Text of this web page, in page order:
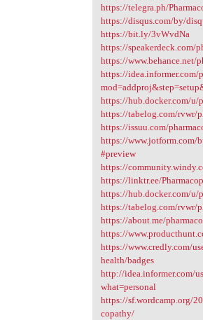
https://telegra.ph/
https://disqus.com/by/
https://bit.ly/3vWvdNa
https://speakerdeck.com/
https://www.behance.net/
https://idea.informer.com/
https://hub.docker.com/u/
https://tabelog.com/rvwr/
https://issuu.com/
https://www.jotform.com/
#preview
https://
https://linktr.ee/
https://hub.docker.com/u/
https://tabelog.com/rvwr/
https://about.me/
https://
https://www.credly.com/
health/badges
http://idea.informer.com/
what=personal
https://sf.wordcamp.org/
copathy/